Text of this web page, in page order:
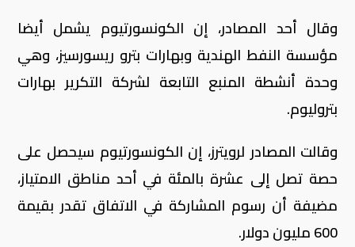
وقال أحد المصادر، إن الكونسورتيوم يشمل أيضا
مؤسسة النفط الهندية وبهارات بترو ريسورسيز، وهي
وحدة أنشطة المنبع التابعة لشركة التكرير بهارات
بتروليوم.
وقالت المصادر لرويترز، إن الكونسورتيوم سيحصل على
حصة تصل إلى عشرة بالمئة في أحد مناطق الامتياز،
مضيفة أن رسوم المشاركة في الاتفاق تقدر بقيمة
600 مليون دولار.